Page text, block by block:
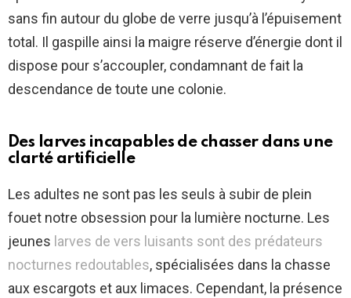
sans fin autour du globe de verre jusqu’à l’épuisement
total. Il gaspille ainsi la maigre réserve d’énergie dont il
dispose pour s’accoupler, condamnant de fait la
descendance de toute une colonie.
Des larves incapables de chasser dans une
clarté artificielle
Les adultes ne sont pas les seuls à subir de plein
fouet notre obsession pour la lumière nocturne. Les
jeunes larves de vers luisants sont des prédateurs
nocturnes redoutables, spécialisées dans la chasse
aux escargots et aux limaces. Cependant, la présence